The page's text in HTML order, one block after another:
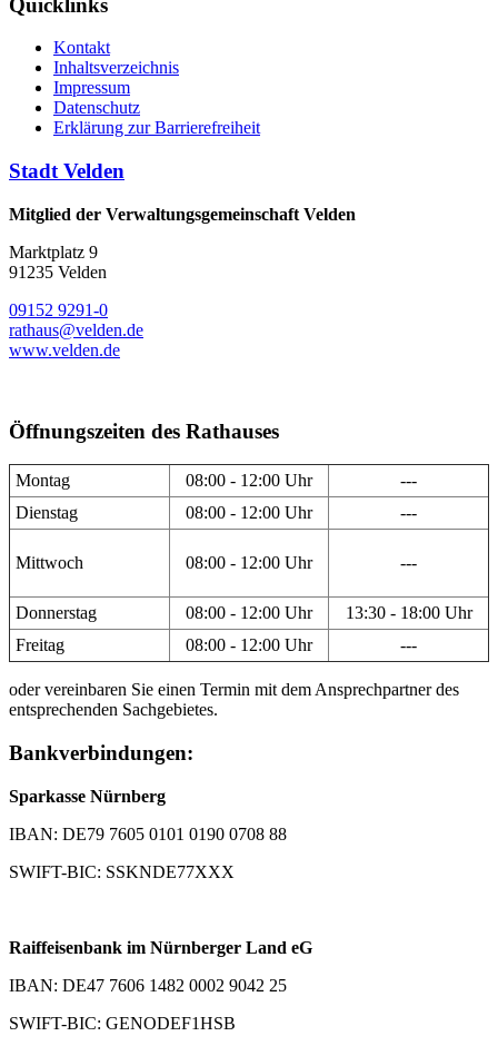
Kontakt
Inhaltsverzeichnis
Impressum
Datenschutz
Erklärung zur Barrierefreiheit
Stadt Velden
Mitglied der Verwaltungsgemeinschaft Velden
Marktplatz 9
91235 Velden
09152 9291-0
rathaus@velden.de
www.velden.de
Öffnungszeiten des Rathauses
Montag 08:00 - 12:00 Uhr
---
Dienstag
08:00 - 12:00 Uhr ---
Mittwoch 08:00 - 12:00 Uhr ---
Donnerstag 08:00 - 12:00 Uhr
13:30 - 18:00 Uhr
Freitag
08:00 - 12:00 Uhr ---
oder vereinbaren Sie einen Termin mit dem Ansprechpartner des
entsprechenden Sachgebietes.
Bankverbindungen:
Sparkasse Nürnberg
IBAN: DE79 7605 0101 0190 0708 88
SWIFT-BIC: SSKNDE77XXX
Raiffeisenbank im Nürnberger Land eG
IBAN: DE47 7606 1482 0002 9042 25
SWIFT-BIC: GENODEF1HSB